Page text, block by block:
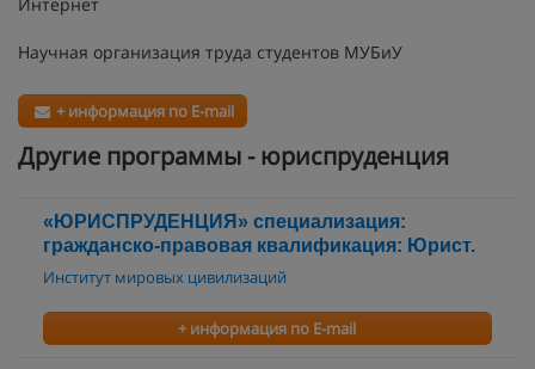
Научная организация труда студентов МУБиУ
+ информация по E-mail
Другие программы - юриспруденция
«ЮРИСПРУДЕНЦИЯ» специализация:
гражданско-правовая квалификация: Юрист.
Институт мировых цивилизаций
+ информация по E-mail